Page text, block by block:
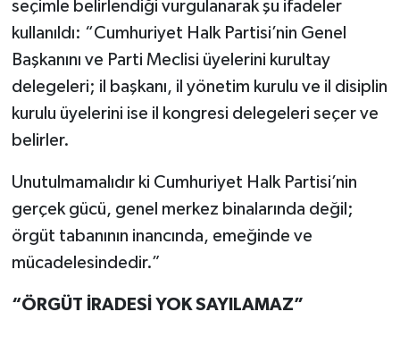
seçimle belirlendiği vurgulanarak şu ifadeler
kullanıldı: “Cumhuriyet Halk Partisi’nin Genel
Başkanını ve Parti Meclisi üyelerini kurultay
delegeleri; il başkanı, il yönetim kurulu ve il disiplin
kurulu üyelerini ise il kongresi delegeleri seçer ve
belirler.
Unutulmamalıdır ki Cumhuriyet Halk Partisi’nin
gerçek gücü, genel merkez binalarında değil;
örgüt tabanının inancında, emeğinde ve
mücadelesindedir.”
“ÖRGÜT İRADESİ YOK SAYILAMAZ”